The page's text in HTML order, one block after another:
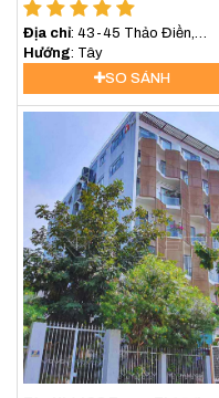
Địa chỉ: 43-45 Thảo Điền,
Phường Thảo Điền, Quận 2, TP
Hướng : Tây
SO SÁNH